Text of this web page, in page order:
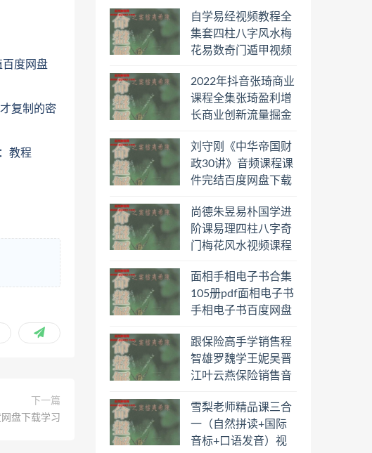
百度网盘
复制的密
教程
下一篇
盘下载学习
自学易经视频教程全
集套四柱八字风水梅
花易数奇门遁甲视频
日罗盘教程百度云网
盘会员
2022年抖音张琦商业
课程全集张琦盈利增
长商业创新流量掘金
盘下载学习
刘守刚《中华帝国财
政30讲》音频课程课
件完结百度网盘下载
尚德朱昱易朴国学进
阶课易理四柱八字奇
门梅花风水视频课程
学习
面相手相电子书合集
105册pdf面相电子书
手相电子书百度网盘
跟保险高手学销售程
智雄罗魏学王妮吴晋
江叶云燕保险销售音
盘下载学习
雪梨老师精品课三合
一（自然拼读+国际
音标+口语发音）视